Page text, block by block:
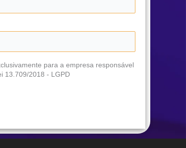
para a empresa responsável
13.709/2018 - LGPD